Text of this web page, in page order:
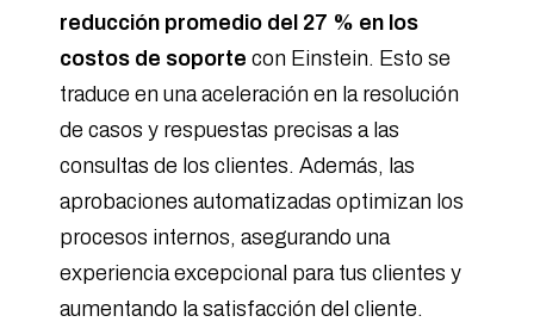
reducción promedio del 27 % en los
costos de soporte con Einstein. Esto se
traduce en una aceleración en la resolución
de casos y respuestas precisas a las
consultas de los clientes. Además, las
aprobaciones automatizadas optimizan los
procesos internos, asegurando una
experiencia excepcional para tus clientes y
aumentando la satisfacción del cliente.